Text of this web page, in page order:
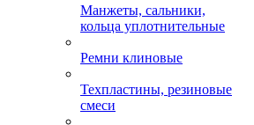
Манжеты, сальники,
кольца уплотнительные
Ремни клиновые
Техпластины, резиновые
смеси